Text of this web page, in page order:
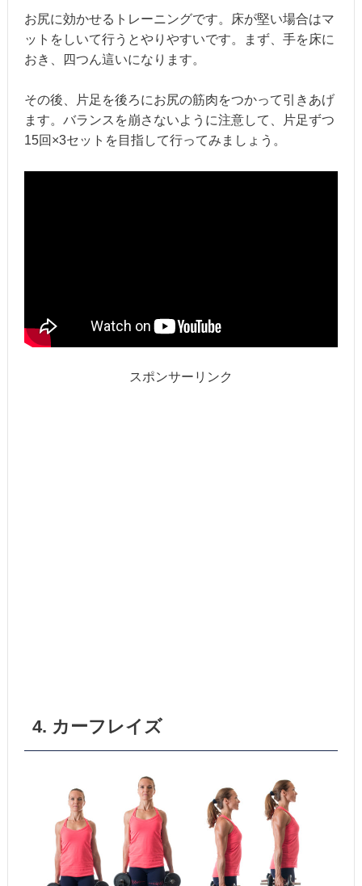
お尻に効かせるトレーニングです。床が堅い場合はマ
ットをしいて行うとやりやすいです。まず、手を床に
おき、四つん這いになります。
その後、片足を後ろにお尻の筋肉をつかって引きあげ
ます。バランスを崩さないように注意して、片足ずつ
15回×3セットを目指して行ってみましょう。
スポンサーリンク
4. カーフレイズ